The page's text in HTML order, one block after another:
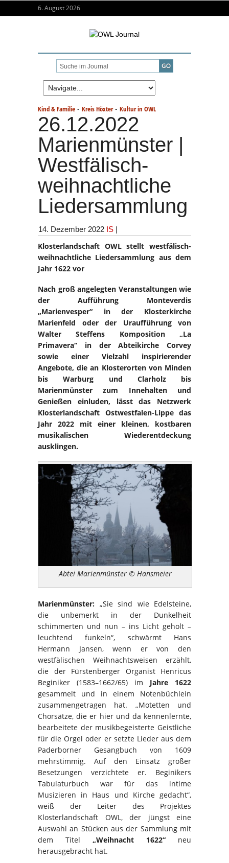
6. August 2026
Kind & Familie - Kreis Höxter- Kultur in OWL
26.12.2022
Marienmünster |
Westfälisch-
weihnachtliche
Liedersammlung
14. Dezember 2022 IS |
Klosterlandschaft OWL stellt westfälisch-
weihnachtliche Liedersammlung aus dem
Jahr 1622 vor
Nach groß angelegten Veranstaltungen wie
der Aufführung Monteverdis
„Marienvesper“ in der Klosterkirche
Marienfeld oder der Uraufführung von
Walter Steffens Komposition „La
Primavera“ in der Abteikirche Corvey
sowie einer Vielzahl inspirierender
Angebote, die an Klosterorten von Minden
bis Warburg und Clarholz bis
Marienmünster zum Innehalten und
Genießen einluden, lässt das Netzwerk
Klosterlandschaft Ostwestfalen-Lippe das
Jahr 2022 mit einer kleinen, kostbaren
musikalischen Wiederentdeckung
ausklingen.
Abtei Marienmünster © Hansmeier
Marienmünster: „Sie sind wie Edelsteine,
die unbemerkt in der Dunkelheit
schimmerten und nun – ins Licht geholt –
leuchtend funkeln“, schwärmt Hans
Hermann Jansen, wenn er von den
westfälischen Weihnachtsweisen erzählt,
die der Fürstenberger Organist Henricus
Beginiker (1583–1662/65) im Jahre 1622
gesammelt und in einem Notenbüchlein
zusammengetragen hat. „Motetten und
Chorsätze, die er hier und da kennenlernte,
bearbeitete der musikbegeisterte Geistliche
für die Orgel oder er setzte Lieder aus dem
Paderborner Gesangbuch von 1609
mehrstimmig. Auf den Einsatz großer
Besetzungen verzichtete er. Beginikers
Tabulaturbuch war für das intime
Musizieren in Haus und Kirche gedacht“,
weiß der Leiter des Projektes
Klosterlandschaft OWL, der jüngst eine
Auswahl an Stücken aus der Sammlung mit
dem Titel „Weihnacht 1622“ neu
herausgebracht hat.